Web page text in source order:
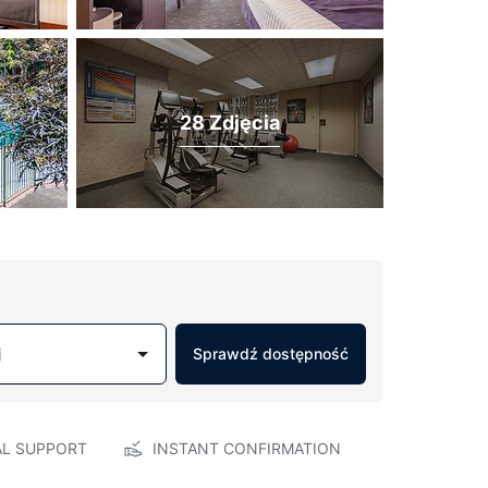
28 Zdjęcia
Sprawdź dostępność
SUPPORT INSTANT CONFIRMATION